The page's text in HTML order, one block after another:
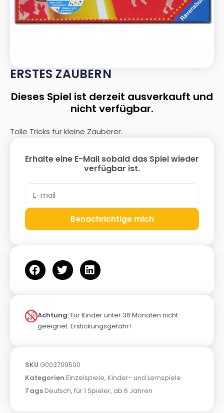
ERSTES ZAUBERN
Dieses Spiel ist derzeit ausverkauft und
nicht verfügbar.
Tolle Tricks für kleine Zauberer.
Erhalte eine E-Mail sobald das Spiel wieder
verfügbar ist.
Benachrichtige mich
Achtung:Für Kinder unter 36 Monaten nicht
geeignet. Erstickungsgefahr!
SKU G003709500
Kategorien Einzelspiele, Kinder- und Lernspiele
TagsDeutsch, für 1 Spieler, ab 6 Jahren